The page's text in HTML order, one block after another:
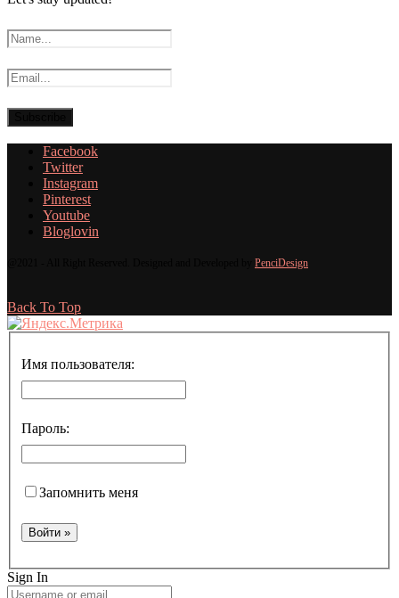
Facebook
Twitter
Instagram
Pinterest
Youtube
Bloglovin
PenciDesign
Back To Top
Имя пользователя:
Пароль:
Запомнить меня
Sign In